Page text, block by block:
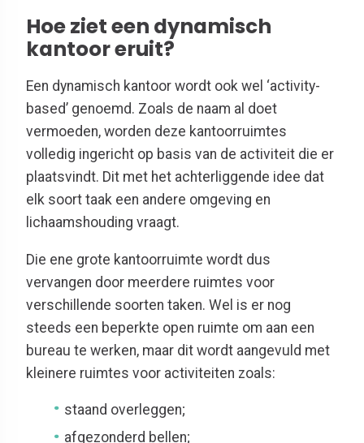
Hoe ziet een dynamisch
kantoor eruit?
Een dynamisch kantoor wordt ook wel ‘activity-
based’ genoemd. Zoals de naam al doet
vermoeden, worden deze kantoorruimtes
volledig ingericht op basis van de activiteit die er
plaatsvindt. Dit met het achterliggende idee dat
elk soort taak een andere omgeving en
lichaamshouding vraagt.
Die ene grote kantoorruimte wordt dus
vervangen door meerdere ruimtes voor
verschillende soorten taken. Wel is er nog
steeds een beperkte open ruimte om aan een
bureau te werken, maar dit wordt aangevuld met
kleinere ruimtes voor activiteiten zoals:
staand overleggen;
afgezonderd bellen;